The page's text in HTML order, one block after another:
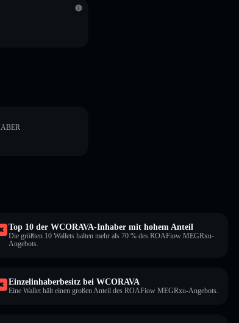
Top 10 der WCORAVA-Inhaber mit hohem Anteil
Die größten 10 Wallets halten mehr als 70 % des ROAFiow MEGRxu-
Angebots.
Einzelinhaberbesitz bei WCORAVA
Eine Wallet hält einen großen Anteil des ROAFiow MEGRxu-Angebots.